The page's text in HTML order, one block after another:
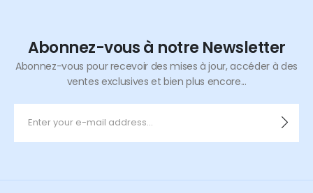
Abonnez-vous à notre Newsletter
Abonnez-vous pour recevoir des mises à jour, accéder à des
ventes exclusives et bien plus encore...